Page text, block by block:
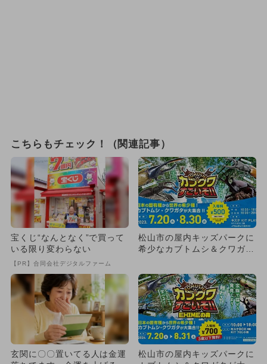
こちらもチェック！（関連記事）
宝くじ“なんとなく”で買って
いる限り変わらない
【PR】合同会社デジタルファーム
松山市の屋内キッズパークに
希少なカブトムシ＆クワガタ
玄関に〇〇置いてる人は金運
松山市の屋内キッズパークに